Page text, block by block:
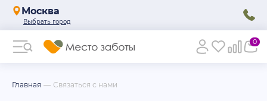
Москва
0
Главная Связаться с нами